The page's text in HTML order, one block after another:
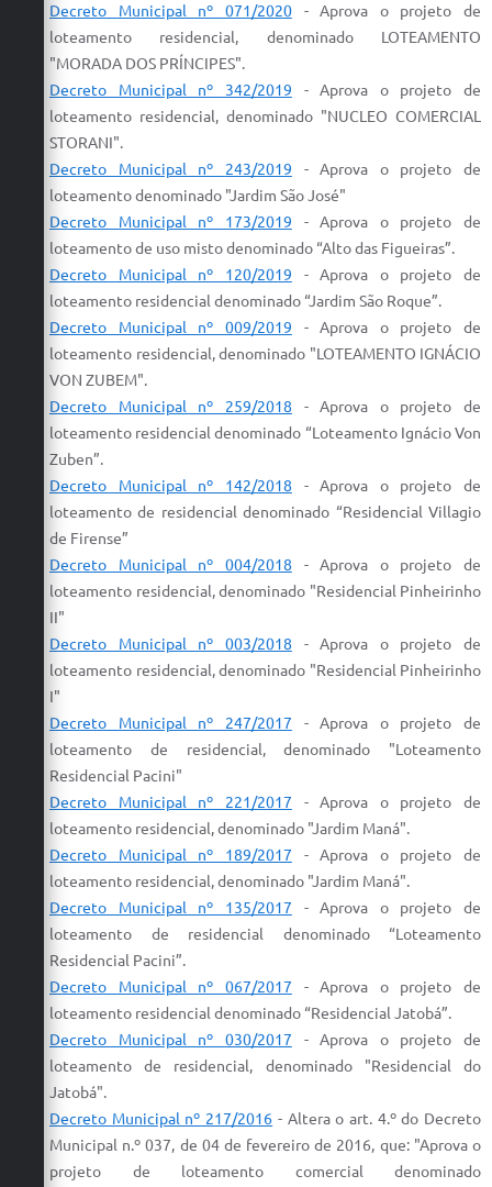
Decreto Municipal nº 071/2020-Aprova o projeto de
loteamento residencial, denominado LOTEAMENTO
"MORADA DOS PRÍNCIPES".
Decreto Municipal nº 342/2019 -Aprova o projeto de
loteamento residencial, denominado "NUCLEO COMERCIAL
STORANI".
Decreto Municipal nº 243/2019 -Aprova o projeto de
loteamentodenominado "Jardim São José"
Decreto Municipal nº 173/2019 - Aprova o projeto de
loteamento de uso misto denominado “Alto das Figueiras”.
Decreto Municipal nº 120/2019 - Aprova o projeto de
loteamento residencial denominado “Jardim São Roque”.
Decreto Municipal nº 009/2019 -Aprova o projeto de
loteamento residencial, denominado "LOTEAMENTO IGNÁCIO
VON ZUBEM".
Decreto Municipal nº 259/2018 - Aprova o projeto de
loteamento residencial denominado “Loteamento Ignácio Von
Zuben”.
Decreto Municipal nº 142/2018 - Aprova o projeto de
loteamento de residencial denominado “Residencial Villagio
de Firense”
Decreto Municipal nº 004/2018 -Aprova o projeto de
loteamento residencial, denominado "Residencial Pinheirinho
II"
Decreto Municipal nº 003/2018 -Aprova o projeto de
loteamento residencial, denominado "Residencial Pinheirinho
I"
Decreto Municipal nº 247/2017 -Aprova o projeto de
loteamento de residencial, denominado "Loteamento
Residencial Pacini"
Decreto Municipal nº 221/2017 -Aprova o projeto de
loteamento residencial, denominado "Jardim Maná".
Decreto Municipal nº 189/2017 -Aprova o projeto de
loteamento residencial, denominado "Jardim Maná".
Decreto Municipal nº 135/2017 - Aprova o projeto de
loteamento de residencial denominado “Loteamento
Residencial Pacini”.
Decreto Municipal nº 067/2017 - Aprova o projeto de
loteamento residencial denominado “Residencial Jatobá”.
Decreto Municipal nº 030/2017 -Aprova o projeto de
loteamento de residencial, denominado "Residencial do
Jatobá".
Decreto Municipal nº 217/2016 - Altera o art. 4.º do Decreto
Municipal n.º 037, de 04 de fevereiro de 2016, que: "Aprovao
projeto de loteamento comercial denominado